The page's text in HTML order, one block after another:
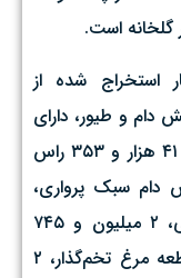
استخراج شده از
دام و طیور، دارای
۴۶ هزار و ۴۱۰ راس دام سنگین پرواری، ۴۱ هزار و ۳۵۳ راس
شیری، ۱۹۱ هزار و ۴۰۰ راس دام سبک پرواری،
۲۳۴ هزار و ۹۰۰ راس دام سبک داشتی، ۲ میلیون و ۷۴۵
قطعه مرغ گوشتی، ۶ میلیون و ۷۹۱ قطعه مرغ تخم‌گذار، ۲